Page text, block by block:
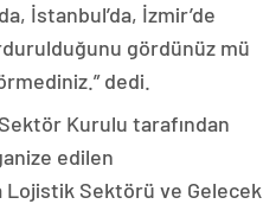
İstanbul’da, İzmir’de
gördünüz mü
dedi.
Kurulu tarafından
edilen
Lojistik Sektörü ve Gelecek